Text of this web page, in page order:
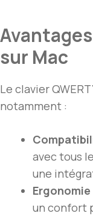
sur Mac
Le clavier
notamment :
avec tous
une
Ergonomie
un confort